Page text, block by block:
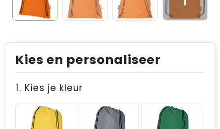
Kies en personaliseer
1. Kies je kleur